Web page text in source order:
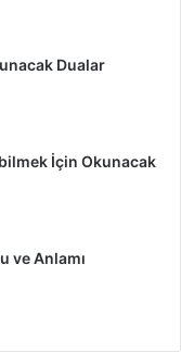
Dualar
İçin Okunacak
ve Anlamı